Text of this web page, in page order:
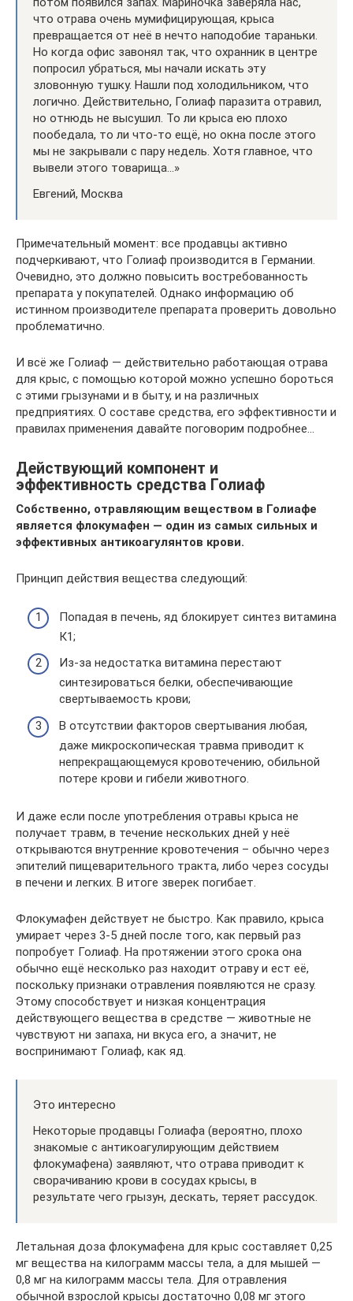
что отрава очень мумифицирующая, крыса
превращается от неё в нечто наподобие тараньки.
Но когда офис завонял так, что охранник в центре
попросил убраться, мы начали искать эту
зловонную тушку. Нашли под холодильником, что
логично. Действительно, Голиаф паразита отравил,
но отнюдь не высушил. То ли крыса ею плохо
пообедала, то ли что-то ещё, но окна после этого
мы не закрывали с пару недель. Хотя главное, что
вывели этого товарища…»
Евгений, Москва
Примечательный момент: все продавцы активно
подчеркивают, что Голиаф производится в Германии.
Очевидно, это должно повысить востребованность
препарата у покупателей. Однако информацию об
истинном производителе препарата проверить довольно
проблематично.
И всё же Голиаф — действительно работающая отрава
для крыс, с помощью которой можно успешно бороться
с этими грызунами и в быту, и на различных
предприятиях. О составе средства, его эффективности и
правилах применения давайте поговорим подробнее…
Действующий компонент и
эффективность средства Голиаф
Собственно, отравляющим веществом в Голиафе
является флокумафен — один из самых сильных и
эффективных антикоагулянтов крови.
Принцип действия вещества следующий:
Попадая в печень, яд блокирует синтез витамина
К1;
Из-за недостатка витамина перестают
синтезироваться белки, обеспечивающие
свертываемость крови;
В отсутствии факторов свертывания любая,
даже микроскопическая травма приводит к
непрекращающемуся кровотечению, обильной
потере крови и гибели животного.
И даже если после употребления отравы крыса не
получает травм, в течение нескольких дней у неё
открываются внутренние кровотечения – обычно через
эпителий пищеварительного тракта, либо через сосуды
в печени и легких. В итоге зверек погибает.
Флокумафен действует не быстро. Как правило, крыса
умирает через 3-5 дней после того, как первый раз
попробует Голиаф. На протяжении этого срока она
обычно ещё несколько раз находит отраву и ест её,
поскольку признаки отравления появляются не сразу.
Этому способствует и низкая концентрация
действующего вещества в средстве — животные не
чувствуют ни запаха, ни вкуса его, а значит, не
воспринимают Голиаф, как яд.
Это интересно
Некоторые продавцы Голиафа (вероятно, плохо
знакомые с антикоагулирующим действием
флокумафена) заявляют, что отрава приводит к
сворачиванию крови в сосудах крысы, в
результате чего грызун, дескать, теряет рассудок.
Летальная доза флокумафена для крыс составляет 0,25
мг вещества на килограмм массы тела, а для мышей —
0,8 мг на килограмм массы тела. Для отравления
обычной взрослой крысы достаточно 0,08 мг этого